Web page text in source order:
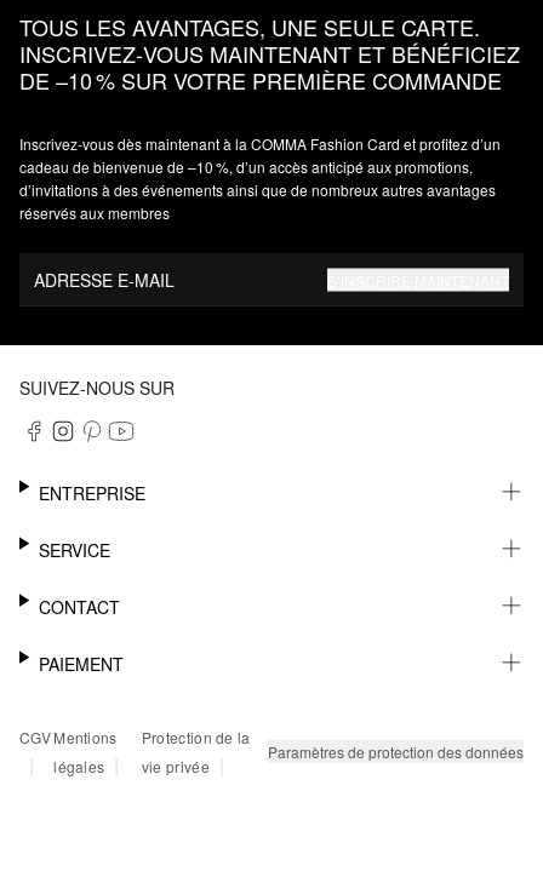
TOUS LES AVANTAGES, UNE SEULE CARTE.
INSCRIVEZ‑VOUS MAINTENANT ET BÉNÉFICIEZ
DE –10 % SUR VOTRE PREMIÈRE COMMANDE
Inscrivez‑vous dès maintenant à la COMMA Fashion Card et profitez d’un
cadeau de bienvenue de –10 %, d’un accès anticipé aux promotions,
d’invitations à des événements ainsi que de nombreux autres avantages
réservés aux membres
ADRESSE E-MAIL
SUIVEZ-NOUS SUR
ENTREPRISE
CARRIÈRE
SERVICE
NEWSLETTER
MÉMO
RETOURS
FAQ
CONTACT
AIDE
PAIEMENT
PAYPAL
CARTE BANCAIRE
CGV
|
Mentions
légales |
Protection de la
vie privée
| Paramètres de protection des données